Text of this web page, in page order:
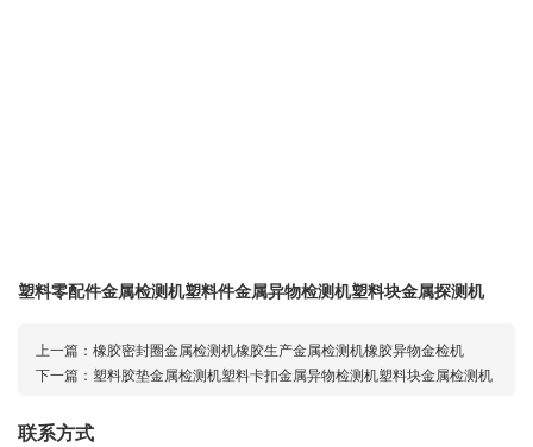
塑料零配件金属检测机塑料件金属异物检测机塑料块金属探测机
上一篇： 橡胶密封圈金属检测机橡胶生产金属检测机橡胶异物金检机
下一篇： 塑料胶垫金属检测机塑料卡扣金属异物检测机塑料块金属检测机
联系方式